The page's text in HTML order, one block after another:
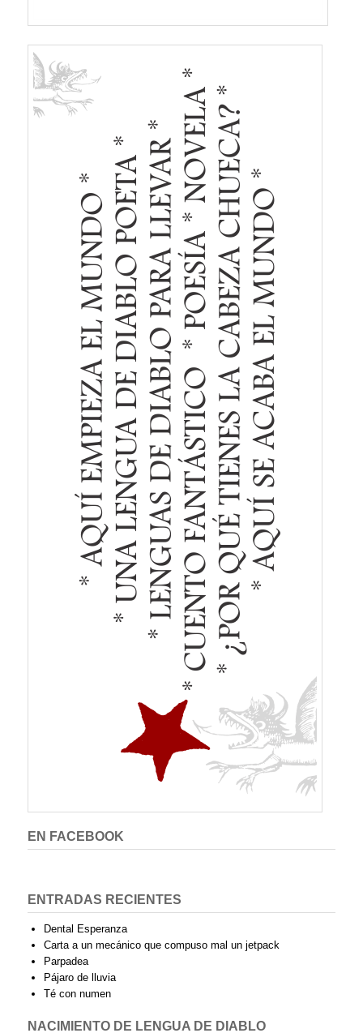
EN FACEBOOK
ENTRADAS RECIENTES
Dental Esperanza
Carta a un mecánico que compuso mal un jetpack
Parpadea
Pájaro de lluvia
Té con numen
NACIMIENTO DE LENGUA DE DIABLO